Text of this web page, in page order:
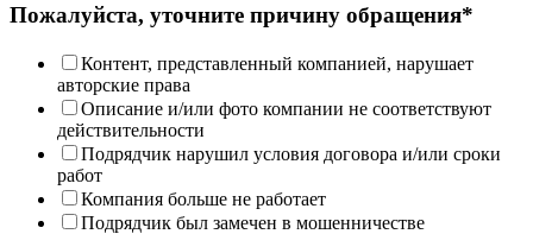
Пожалуйста, уточните причину обращения*
Контент, представленный компанией, нарушает
авторские права
Описание и/или фото компании не соответствуют
действительности
Подрядчик нарушил условия договора и/или сроки
работ
Компания больше не работает
Подрядчик был замечен в мошенничестве